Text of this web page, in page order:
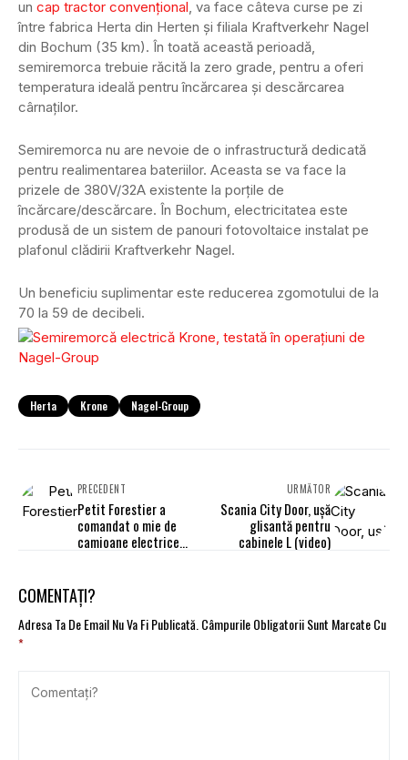
un cap tractor convențional, va face câteva curse pe zi
între fabrica Herta din Herten și filiala Kraftverkehr Nagel
din Bochum (35 km). În toată această perioadă,
semiremorca trebuie răcită la zero grade, pentru a oferi
temperatura ideală pentru încărcarea și descărcarea
cârnaților.
Semiremorca nu are nevoie de o infrastructură dedicată
pentru realimentarea bateriilor. Aceasta se va face la
prizele de 380V/32A existente la porțile de
încărcare/descărcare. În Bochum, electricitatea este
produsă de un sistem de panouri fotovoltaice instalat pe
plafonul clădirii Kraftverkehr Nagel.
Un beneficiu suplimentar este reducerea zgomotului de la
70 la 59 de decibeli.
Herta Krone Nagel-Group
PRECEDENT
Petit Forestier a
comandat o mie de
camioane electrice
URMĂTOR
Scania City Door, ușă
glisantă pentru
cabinele L (video)
COMENTAȚI?
Adresa Ta De Email Nu Va Fi Publicată. Câmpurile Obligatorii Sunt Marcate Cu
*